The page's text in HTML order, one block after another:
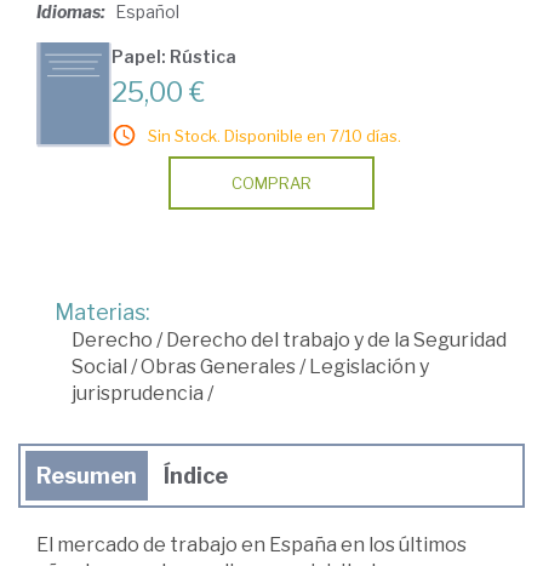
Idiomas: Español
Papel: Rústica
25,00 €
Sin Stock. Disponible en 7/10 días.
COMPRAR
Materias:
Derecho / Derecho del trabajo y de la Seguridad
Social /Obras Generales/ Legislación y
jurisprudencia /
Resumen Índice
El mercado de trabajo en España en los últimos